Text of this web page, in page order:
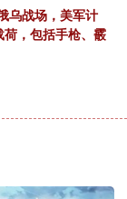
乌战场，美军计
，包括手枪、霰